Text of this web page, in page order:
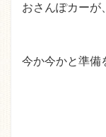
おさんぽカーが、
今か今かと準備